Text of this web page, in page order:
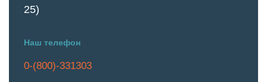
25)
Наш телефон
0-(800)-331303